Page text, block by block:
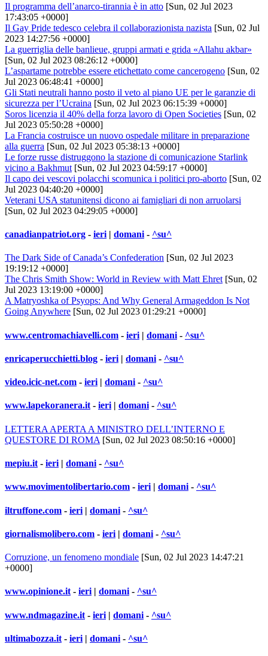
Il programma dell’anarco-tirannia è in atto [Sun, 02 Jul 2023
17:43:05 +0000]
Il Gay Pride tedesco celebra il collaborazionista nazista [Sun, 02 Jul
2023 14:27:56 +0000]
La guerriglia delle banlieue, gruppi armati e grida «Allahu akbar»
[Sun, 02 Jul 2023 08:26:12 +0000]
L’aspartame potrebbe essere etichettato come cancerogeno [Sun, 02
Jul 2023 06:48:41 +0000]
Gli Stati neutrali hanno posto il veto al piano UE per le garanzie di
sicurezza per l’Ucraina [Sun, 02 Jul 2023 06:15:39 +0000]
Soros licenzia il 40% della forza lavoro di Open Societies [Sun, 02
Jul 2023 05:50:28 +0000]
La Francia costruisce un nuovo ospedale militare in preparazione
alla guerra [Sun, 02 Jul 2023 05:38:13 +0000]
Le forze russe distruggono la stazione di comunicazione Starlink
vicino a Bakhmut [Sun, 02 Jul 2023 04:59:17 +0000]
Il capo dei vescovi polacchi scomunica i politici pro-aborto [Sun, 02
Jul 2023 04:40:20 +0000]
Veterani USA statunitensi dicono ai famigliari di non arruolarsi
[Sun, 02 Jul 2023 04:29:05 +0000]
canadianpatriot.org - ieri | domani - ^su^
The Dark Side of Canada’s Confederation [Sun, 02 Jul 2023
19:19:12 +0000]
The Chris Smith Show: World in Review with Matt Ehret[Sun, 02
Jul 2023 13:19:00 +0000]
A Matryoshka of Psyops: And Why General Armageddon Is Not
Going Anywhere [Sun, 02 Jul 2023 01:29:21 +0000]
www.centromachiavelli.com - ieri | domani - ^su^
enricaperucchietti.blog - ieri | domani - ^su^
video.icic-net.com - ieri | domani - ^su^
www.lapekoranera.it- ieri| domani- ^su^
LETTERA APERTA A MINISTRO DELL’INTERNO E
QUESTORE DI ROMA [Sun, 02 Jul 2023 08:50:16 +0000]
mepiu.it - ieri | domani - ^su^
www.movimentolibertario.com - ieri | domani - ^su^
iltruffone.com - ieri | domani - ^su^
giornalismolibero.com - ieri | domani - ^su^
Corruzione, un fenomeno mondiale [Sun, 02 Jul 2023 14:47:21
+0000]
www.opinione.it - ieri | domani - ^su^
www.ndmagazine.it - ieri | domani - ^su^
ultimabozza.it - ieri | domani - ^su^